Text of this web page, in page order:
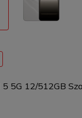
5 5G 12/512GB